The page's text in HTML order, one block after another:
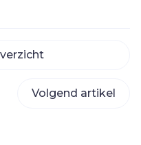
Volgend artikel